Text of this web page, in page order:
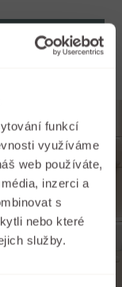
funkcí
využíváme
web používáte,
inzerci a
s
nebo které
služby.